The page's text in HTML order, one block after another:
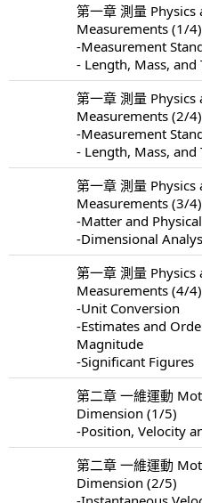
第一章 測量 Physics
Measurements (1/4)
-Measurement
- Length, Mass, and
第一章 測量 Physics
Measurements (2/4)
-Measurement
- Length, Mass, and
第一章 測量 Physics
Measurements (3/4)
-Matter and
-Dimensional
第一章 測量 Physics
Measurements (4/4)
-Unit Conversion
-Estimates and
Magnitude
-Significant Figures
第二章 一維運動
Dimension (1/5)
-Position, Velocity
第二章 一維運動
Dimension (2/5)